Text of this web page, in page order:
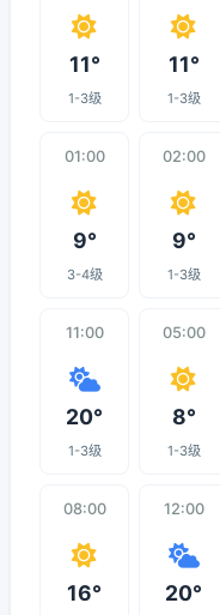
11°
1-3级
11°
1-3级
01:00
9°
3-4级
02:00
9°
1-3级
11:00
20°
1-3级
05:00
8°
1-3级
08:00
16°
12:00
20°